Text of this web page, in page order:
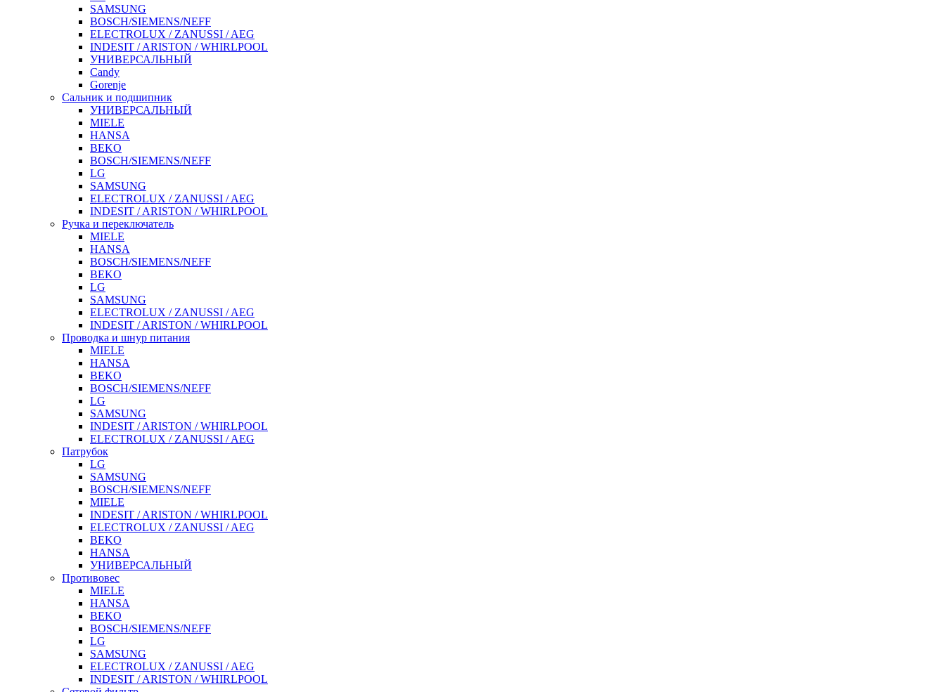
SAMSUNG
BOSCH/SIEMENS/NEFF
ELECTROLUX / ZANUSSI / AEG
INDESIT / ARISTON / WHIRLPOOL
УНИВЕРСАЛЬНЫЙ
Candy
Gorenje
Сальник и подшипник
УНИВЕРСАЛЬНЫЙ
MIELE
HANSA
BEKO
BOSCH/SIEMENS/NEFF
LG
SAMSUNG
ELECTROLUX / ZANUSSI / AEG
INDESIT / ARISTON / WHIRLPOOL
Ручка и переключатель
MIELE
HANSA
BOSCH/SIEMENS/NEFF
BEKO
LG
SAMSUNG
ELECTROLUX / ZANUSSI / AEG
INDESIT / ARISTON / WHIRLPOOL
Проводка и шнур питания
MIELE
HANSA
BEKO
BOSCH/SIEMENS/NEFF
LG
SAMSUNG
INDESIT / ARISTON / WHIRLPOOL
ELECTROLUX / ZANUSSI / AEG
Патрубок
LG
SAMSUNG
BOSCH/SIEMENS/NEFF
MIELE
INDESIT / ARISTON / WHIRLPOOL
ELECTROLUX / ZANUSSI / AEG
BEKO
HANSA
УНИВЕРСАЛЬНЫЙ
Противовес
MIELE
HANSA
BEKO
BOSCH/SIEMENS/NEFF
LG
SAMSUNG
ELECTROLUX / ZANUSSI / AEG
INDESIT / ARISTON / WHIRLPOOL